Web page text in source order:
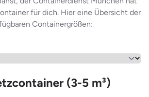
für dich. Hier eine Übersicht der
Containergrößen:
aus
(3-5 m³)